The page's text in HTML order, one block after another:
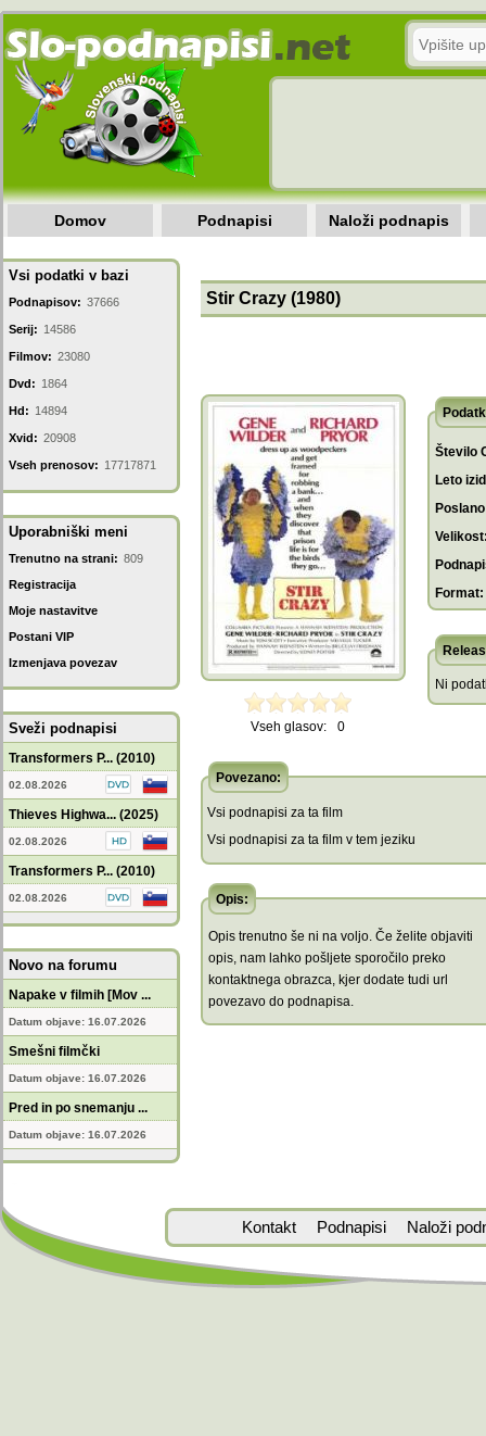
Domov Podnapisi Naloži podnapis
Vsi podatki v bazi
Podnapisov: 37666
Serij: 14586
Filmov: 23080
Dvd: 1864
Hd: 14894
Xvid: 20908
Vseh prenosov: 17717871
Uporabniški meni
Trenutno na strani: 809
Registracija
Moje nastavitve
Postani VIP
Izmenjava povezav
Sveži podnapisi
Transformers P... (2010)
02.08.2026
Thieves Highwa... (2025)
02.08.2026
Transformers P... (2010)
02.08.2026
Novo na forumu
Napake v filmih [Mov ...
Datum objave: 16.07.2026
Smešni filmčki
Datum objave: 16.07.2026
Pred in po snemanju ...
Datum objave: 16.07.2026
Stir Crazy (1980)
Vseh glasov: 0
Število
Leto
Format:
Ni
Povezano:
Vsi podnapisi za ta film
Vsi podnapisi za ta film v tem jeziku
Opis:
Opis trenutno še ni na voljo. Če želite objaviti
opis, nam lahko pošljete sporočilo preko
kontaktnega obrazca, kjer dodate tudi url
povezavo do podnapisa.
Kontakt Podnapisi Naloži